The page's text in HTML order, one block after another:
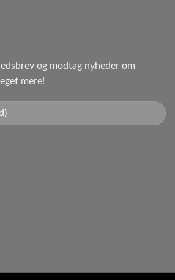
og modtag nyheder om
mere!